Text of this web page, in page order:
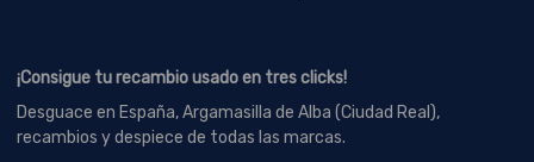
¡Consigue tu recambio usado en tres clicks!
Desguace en España, Argamasilla de Alba (Ciudad Real),
recambios y despiece de todas las marcas.